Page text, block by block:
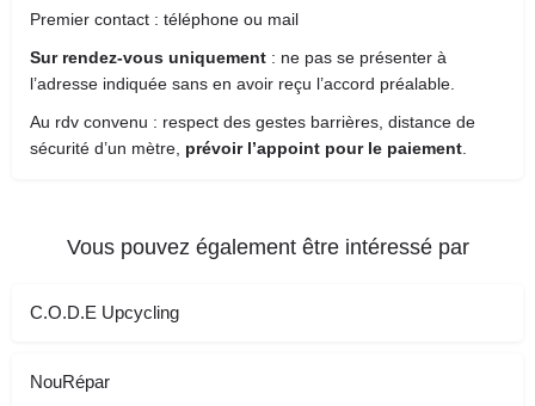
Premier contact : téléphone ou mail
Sur rendez-vous uniquement : ne pas se présenter à
l’adresse indiquée sans en avoir reçu l’accord préalable.
Au rdv convenu : respect des gestes barrières, distance de
sécurité d’un mètre, prévoir l’appoint pour le paiement
Vous pouvez également être intéressé par
C.O.D.E Upcycling
NouRépar